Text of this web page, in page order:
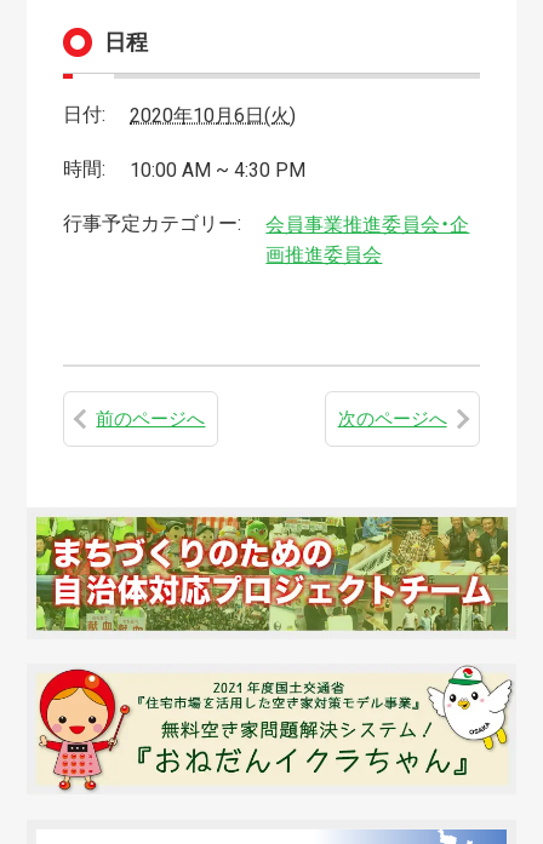
日程
日付: 2020年10月6日(火)
時間: 10:00 AM ~ 4:30 PM
行事予定カテゴリー:
会員事業推進委員会・企
画推進委員会
前のページへ 次のページへ